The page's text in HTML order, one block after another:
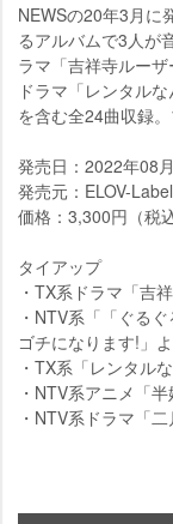
NEWSの20年3月に
るアルバムで3人が
ラマ「吉祥寺ルーザ
ドラマ「レンタル
を含む全24曲収録。
発売日：2022年08
発売元：ELOV-
価格：3,300円（税込
タイアップ
・TX系ドラマ「吉
・NTV系「「ぐる
ゴチになります!」
・TX系「レンタル
・NTV系アニメ「
・NTV系ドラマ「